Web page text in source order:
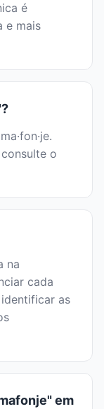
é
e mais
o
na
cada
as
em